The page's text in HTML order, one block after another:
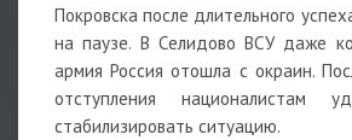
Покровска после длительного
на паузе. В Селидово ВСУ даже
армия Россия отошла с окраин.
отступления националистам
стабилизировать ситуацию.